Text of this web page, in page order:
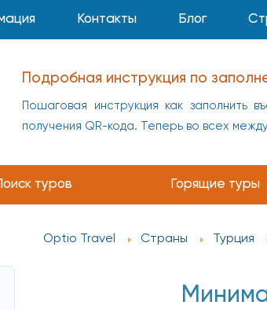
Контакты Блог
Подробная инструкция по
Пошаговая инструкция как заполнить
получения QR-кода. Теперь во всех
туров Горящие туры
Optio Travel Страны Турция